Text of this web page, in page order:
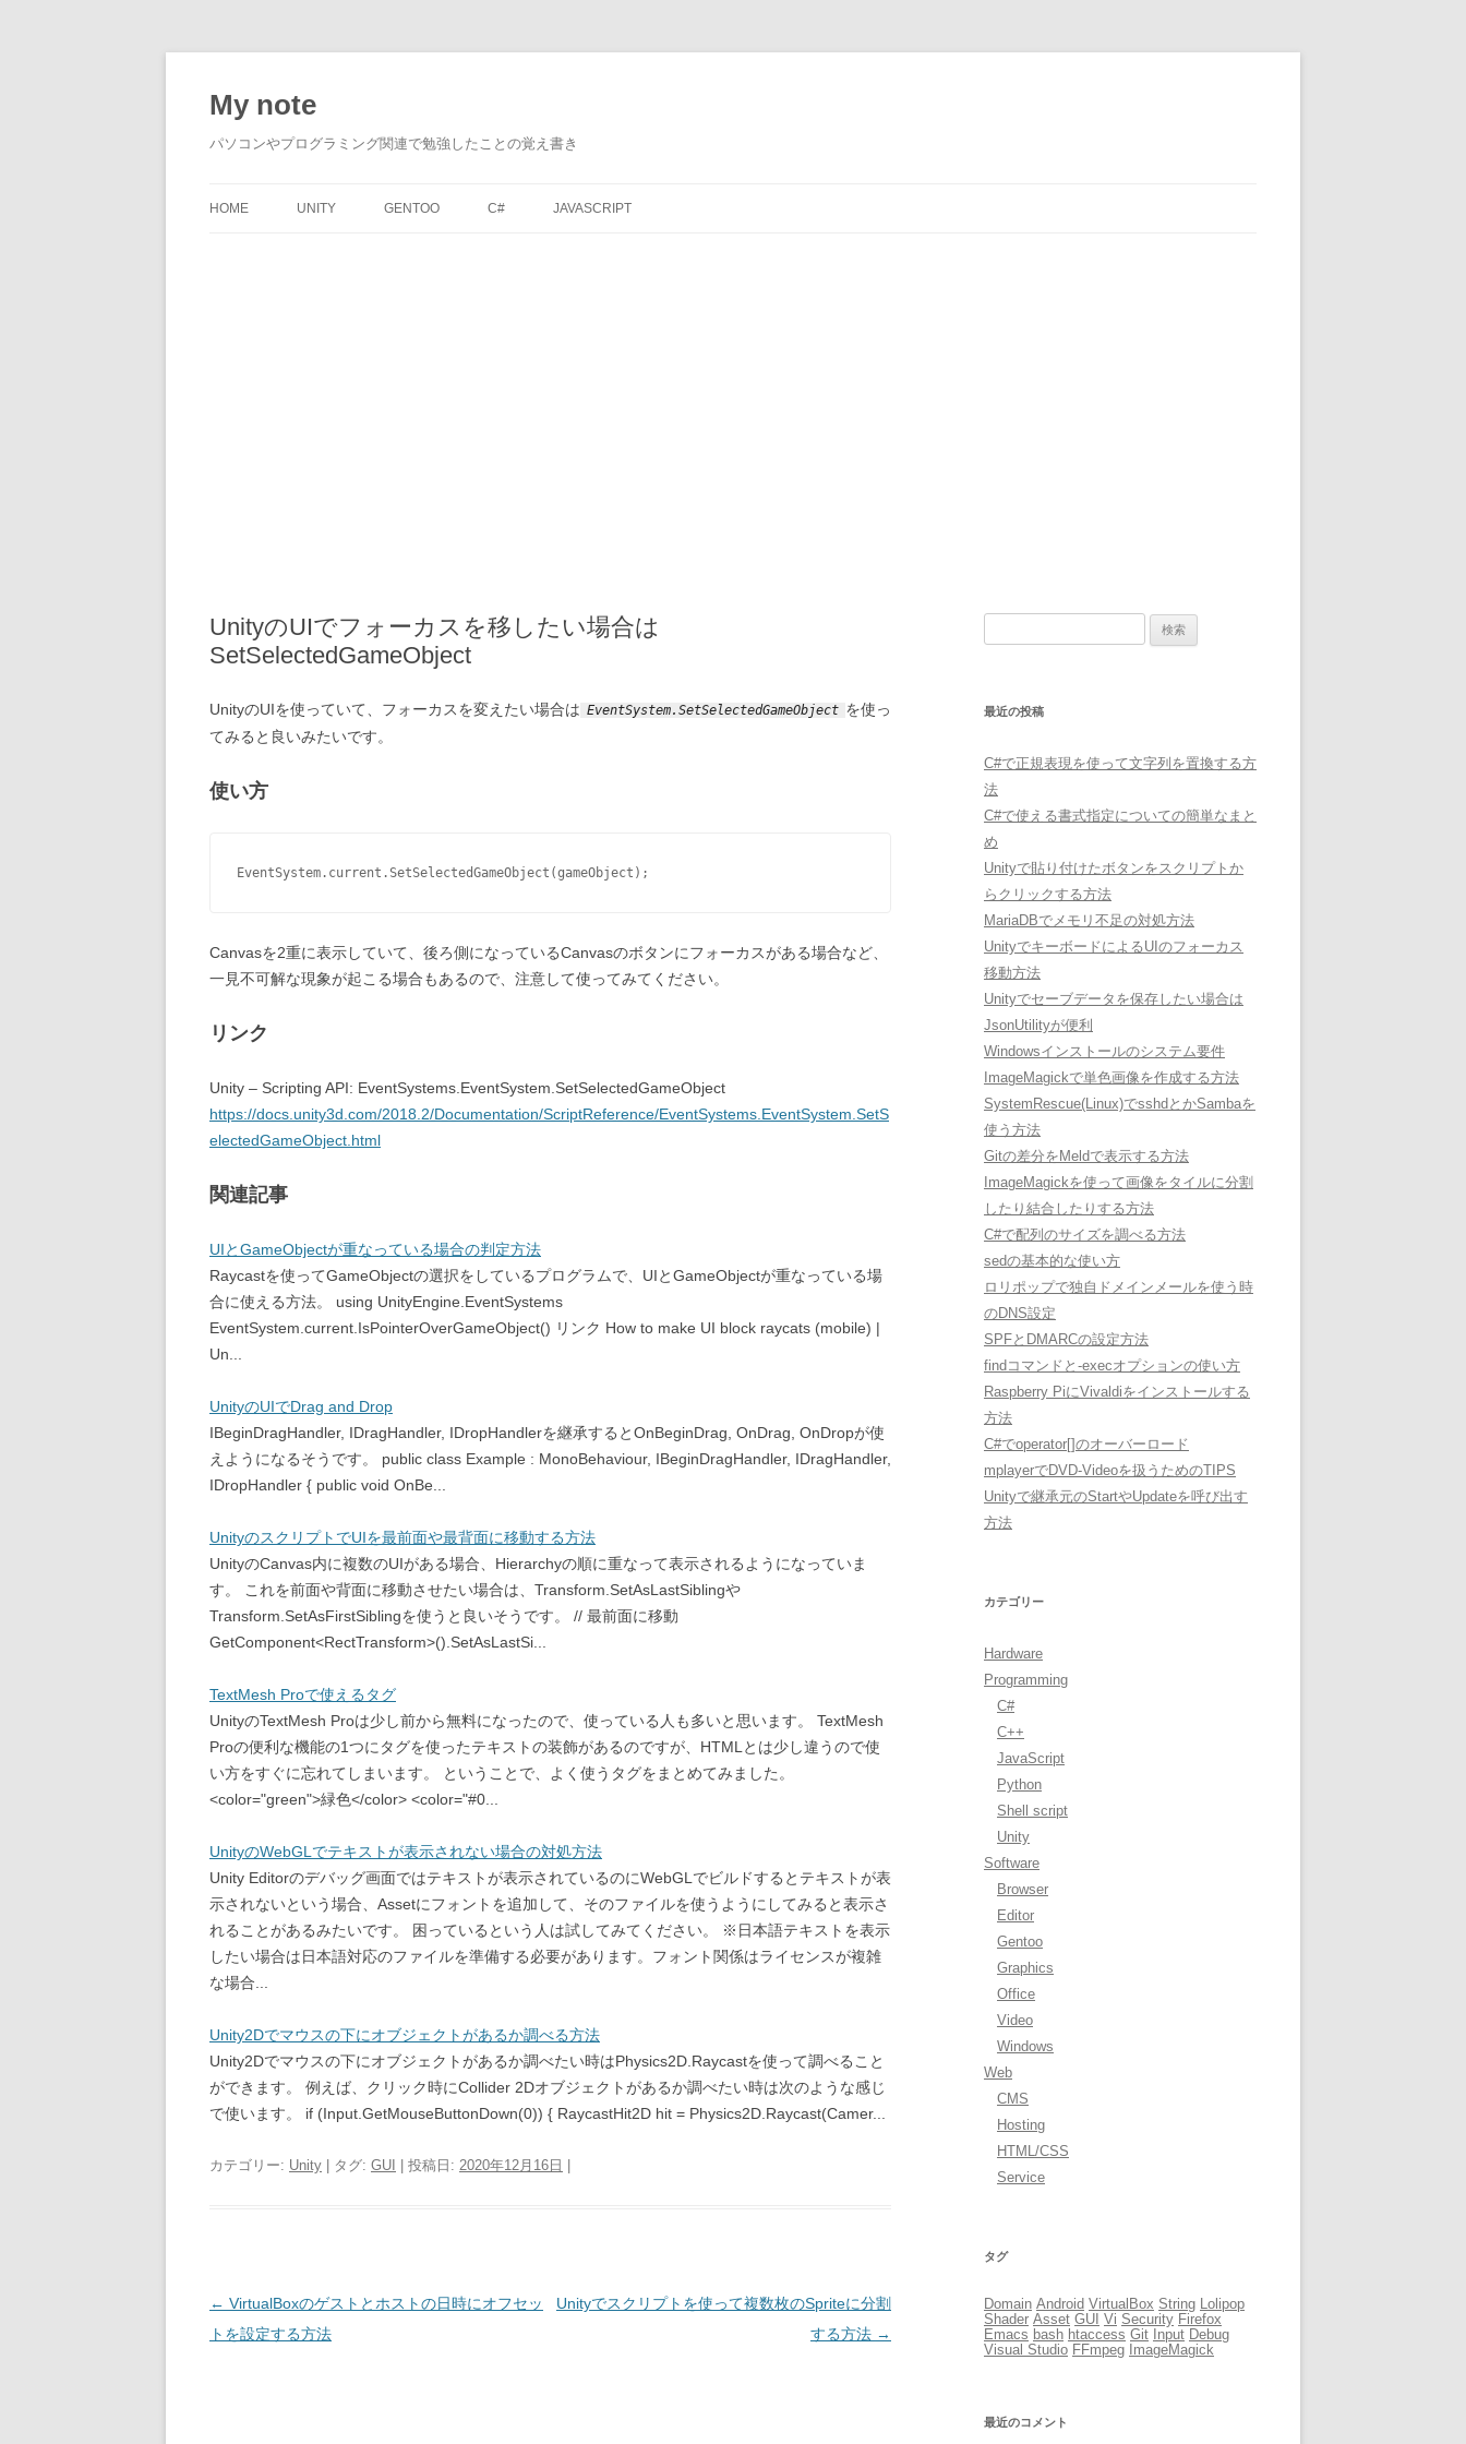
My note
パソコンやプログラミング関連で勉強したことの覚え書き
HOME UNITY GENTOO C# JAVASCRIPT
UnityのUIでフォーカスを移したい場合は
SetSelectedGameObject
UnityのUIを使っていて、フォーカスを変えたい場合は EventSystem.SetSelectedGameObject を使っ
てみると良いみたいです。
使い方
EventSystem.current.SetSelectedGameObject(gameObject);
Canvasを2重に表示していて、後ろ側になっているCanvasのボタンにフォーカスがある場合など、
一見不可解な現象が起こる場合もあるので、注意して使ってみてください。
リンク
Unity – Scripting API: EventSystems.EventSystem.SetSelectedGameObject
https://docs.unity3d.com/2018.2/Documentation/ScriptReference/EventSystems.EventSystem.SetS
electedGameObject.html
関連記事
UIとGameObjectが重なっている場合の判定方法
Raycastを使ってGameObjectの選択をしているプログラムで、UIとGameObjectが重なっている場
合に使える方法。 using UnityEngine.EventSystems
EventSystem.current.IsPointerOverGameObject() リンク How to make UI block raycats (mobile) |
Un...
UnityのUIでDrag and Drop
IBeginDragHandler, IDragHandler, IDropHandlerを継承するとOnBeginDrag, OnDrag, OnDropが使
えようになるそうです。 public class Example : MonoBehaviour, IBeginDragHandler, IDragHandler,
IDropHandler { public void OnBe...
UnityのスクリプトでUIを最前面や最背面に移動する方法
UnityのCanvas内に複数のUIがある場合、Hierarchyの順に重なって表示されるようになっていま
す。 これを前面や背面に移動させたい場合は、Transform.SetAsLastSiblingや
Transform.SetAsFirstSiblingを使うと良いそうです。 // 最前面に移動
GetComponent<RectTransform>().SetAsLastSi...
TextMesh Proで使えるタグ
UnityのTextMesh Proは少し前から無料になったので、使っている人も多いと思います。 TextMesh
Proの便利な機能の1つにタグを使ったテキストの装飾があるのですが、HTMLとは少し違うので使
い方をすぐに忘れてしまいます。 ということで、よく使うタグをまとめてみました。
<color="green">緑色</color> <color="#0...
UnityのWebGLでテキストが表示されない場合の対処方法
Unity Editorのデバッグ画面ではテキストが表示されているのにWebGLでビルドするとテキストが表
示されないという場合、Assetにフォントを追加して、そのファイルを使うようにしてみると表示さ
れることがあるみたいです。 困っているという人は試してみてください。 ※日本語テキストを表示
したい場合は日本語対応のファイルを準備する必要があります。フォント関係はライセンスが複雑
な場合...
Unity2Dでマウスの下にオブジェクトがあるか調べる方法
Unity2Dでマウスの下にオブジェクトがあるか調べたい時はPhysics2D.Raycastを使って調べること
ができます。 例えば、クリック時にCollider 2Dオブジェクトがあるか調べたい時は次のような感じ
で使います。 if (Input.GetMouseButtonDown(0)) { RaycastHit2D hit = Physics2D.Raycast(Camer...
カテゴリー: Unity | タグ: GUI | 投稿日: 2020年12月16日
投
稿
← VirtualBoxのゲストとホストの日時にオフセッ
トを設定する方法
Unityでスクリプトを使って複数枚のSpriteに分割
する方法 →
最近の投稿
C#で正規表現を使って文字列を置換する方
法
C#で使える書式指定についての簡単なまと
め
Unityで貼り付けたボタンをスクリプトか
らクリックする方法
MariaDBでメモリ不足の対処方法
UnityでキーボードによるUIのフォーカス
移動方法
Unityでセーブデータを保存したい場合は
JsonUtilityが便利
Windowsインストールのシステム要件
ImageMagickで単色画像を作成する方法
SystemRescue(Linux)でsshdとかSambaを
使う方法
Gitの差分をMeldで表示する方法
ImageMagickを使って画像をタイルに分割
したり結合したりする方法
C#で配列のサイズを調べる方法
sedの基本的な使い方
ロリポップで独自ドメインメールを使う時
のDNS設定
SPFとDMARCの設定方法
findコマンドと-execオプションの使い方
Raspberry PiにVivaldiをインストールする
方法
C#でoperator[]のオーバーロード
mplayerでDVD-Videoを扱うためのTIPS
Unityで継承元のStartやUpdateを呼び出す
方法
カテゴリー
Hardware
Programming
C#
C++
JavaScript
Python
Shell script
Unity
Software
Browser
Editor
Gentoo
Graphics
Office
Video
Windows
Web
CMS
Hosting
HTML/CSS
Service
タグ
Domain Android VirtualBox String Lolipop
Shader Asset GUI Vi Security Firefox
Emacs bash htaccess Git Input Debug
Visual Studio FFmpeg ImageMagick
最近のコメント